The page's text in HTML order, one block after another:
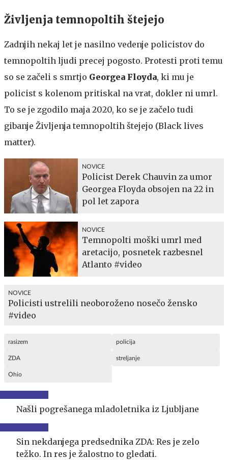
Življenja temnopoltih štejejo
Zadnjih nekaj let je nasilno vedenje policistov do
temnopoltih ljudi precej pogosto. Protesti proti temu
so se začeli s smrtjo Georgea Floyda, ki mu je
policist s kolenom pritiskal na vrat, dokler ni umrl.
To se je zgodilo maja 2020, ko se je začelo tudi
gibanje Življenja temnopoltih štejejo (Black lives
matter).
NOVICE
Policist Derek Chauvin za umor
Georgea Floyda obsojen na 22 in
pol let zapora
NOVICE
Temnopolti moški umrl med
aretacijo, posnetek razbesnel
Atlanto #video
NOVICE
Policisti ustrelili neoboroženo nosečo žensko
#video
rasizem policija
ZDA streljanje
Ohio
Našli pogrešanega mladoletnika iz Ljubljane
Sin nekdanjega predsednika ZDA: Res je zelo
težko. In res je žalostno to gledati.